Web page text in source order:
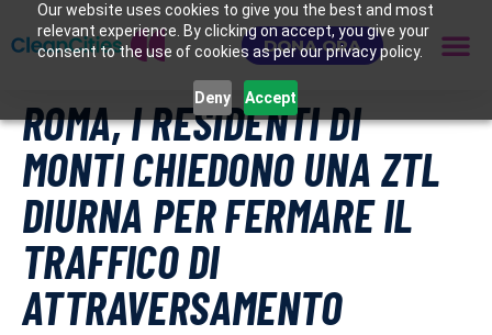
Our website uses cookies to give you the best and most
relevant experience. By clicking on accept, you give your
consent to the use of cookies as per our privacy policy.
Deny Accept
DONA ORA
ROMA, I RESIDENTI DI
MONTI CHIEDONO UNA ZTL
DIURNA PER FERMARE IL
TRAFFICO DI
ATTRAVERSAMENTO